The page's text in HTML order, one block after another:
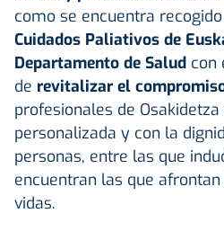
como se encuentra
Cuidados Paliativos de
Departamento de Salud con
de revitalizar el
profesionales de
personalizada y con la
personas, entre las que
encuentran las que
vidas.